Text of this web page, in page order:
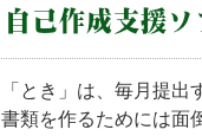
「とき」は、毎月提
書類を作るためには面